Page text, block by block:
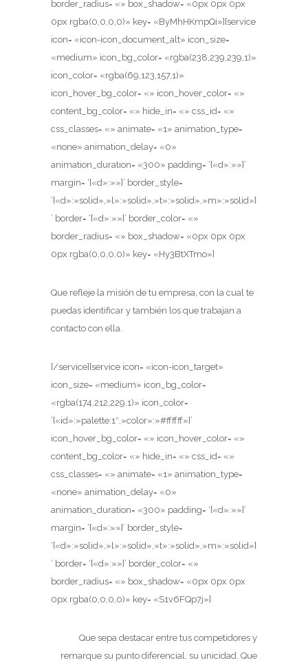
border_radius= «» box_shadow= «0px 0px 0px
0px rgba(0,0,0,0)» key= «ByMhHKmpQi»][service
icon= «icon-icon_document_alt» icon_size=
«medium» icon_bg_color= «rgba(238,239,239,1)»
icon_color= «rgba(69,123,157,1)»
icon_hover_bg_color= «» icon_hover_color= «»
content_bg_color= «» hide_in= «» css_id= «»
css_classes= «» animate= «1» animation_type=
«none» animation_delay= «0»
animation_duration= «300» padding= ‘{«d»:»»}’
margin= ‘{«d»:»»}’ border_style=
‘{«d»:»solid»,»l»:»solid»,»t»:»solid»,»m»:»solid»}
’ border= ‘{«d»:»»}’ border_color= «»
border_radius= «» box_shadow= «0px 0px 0px
0px rgba(0,0,0,0)» key= «Hy3BtXTmo»]
Que refleje la misión de tu empresa, con la cual te
puedas identificar y también los que trabajan a
contacto con ella.
[/service][service icon= «icon-icon_target»
icon_size= «medium» icon_bg_color=
«rgba(174,212,229,1)» icon_color=
‘{«id»:»palette:1″,»color»:»#ffffff»}’
icon_hover_bg_color= «» icon_hover_color= «»
content_bg_color= «» hide_in= «» css_id= «»
css_classes= «» animate= «1» animation_type=
«none» animation_delay= «0»
animation_duration= «300» padding= ‘{«d»:»»}’
margin= ‘{«d»:»»}’ border_style=
‘{«d»:»solid»,»l»:»solid»,»t»:»solid»,»m»:»solid»}
’ border= ‘{«d»:»»}’ border_color= «»
border_radius= «» box_shadow= «0px 0px 0px
0px rgba(0,0,0,0)» key= «S1v6FQp7j»]
Que sepa destacar entre tus competidores y
remarque su punto diferencial, su unicidad. Que